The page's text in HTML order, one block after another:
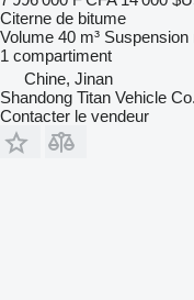
Citerne de bitume
Volume 40 m³ Suspension
1 compartiment
Chine, Jinan
Shandong Titan Vehicle
Contacter le vendeur